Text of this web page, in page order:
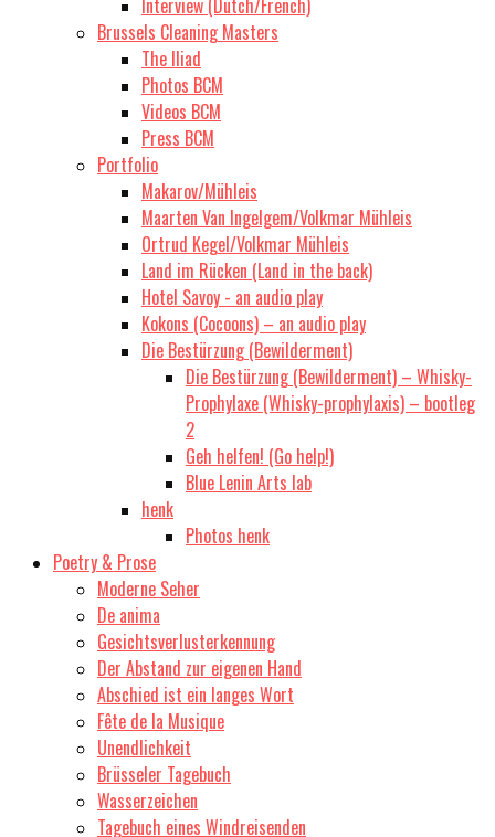
Interview (Dutch/French)
Brussels Cleaning Masters
The Iliad
Photos BCM
Videos BCM
Press BCM
Portfolio
Makarov/Mühleis
Maarten Van Ingelgem/Volkmar Mühleis
Ortrud Kegel/Volkmar Mühleis
Land im Rücken (Land in the back)
Hotel Savoy - an audio play
Kokons (Cocoons) – an audio play
Die Bestürzung (Bewilderment)
Die Bestürzung (Bewilderment) – Whisky-
Prophylaxe (Whisky-prophylaxis) – bootleg
2
Geh helfen! (Go help!)
Blue Lenin Arts lab
henk
Photos henk
Poetry & Prose
Moderne Seher
De anima
Gesichtsverlusterkennung
Der Abstand zur eigenen Hand
Abschied ist ein langes Wort
Fête de la Musique
Unendlichkeit
Brüsseler Tagebuch
Wasserzeichen
Tagebuch eines Windreisenden